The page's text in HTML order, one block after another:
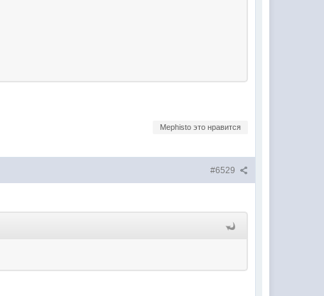
Mephisto это нравится
#6529